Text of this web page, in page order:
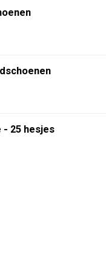
- 25 hesjes